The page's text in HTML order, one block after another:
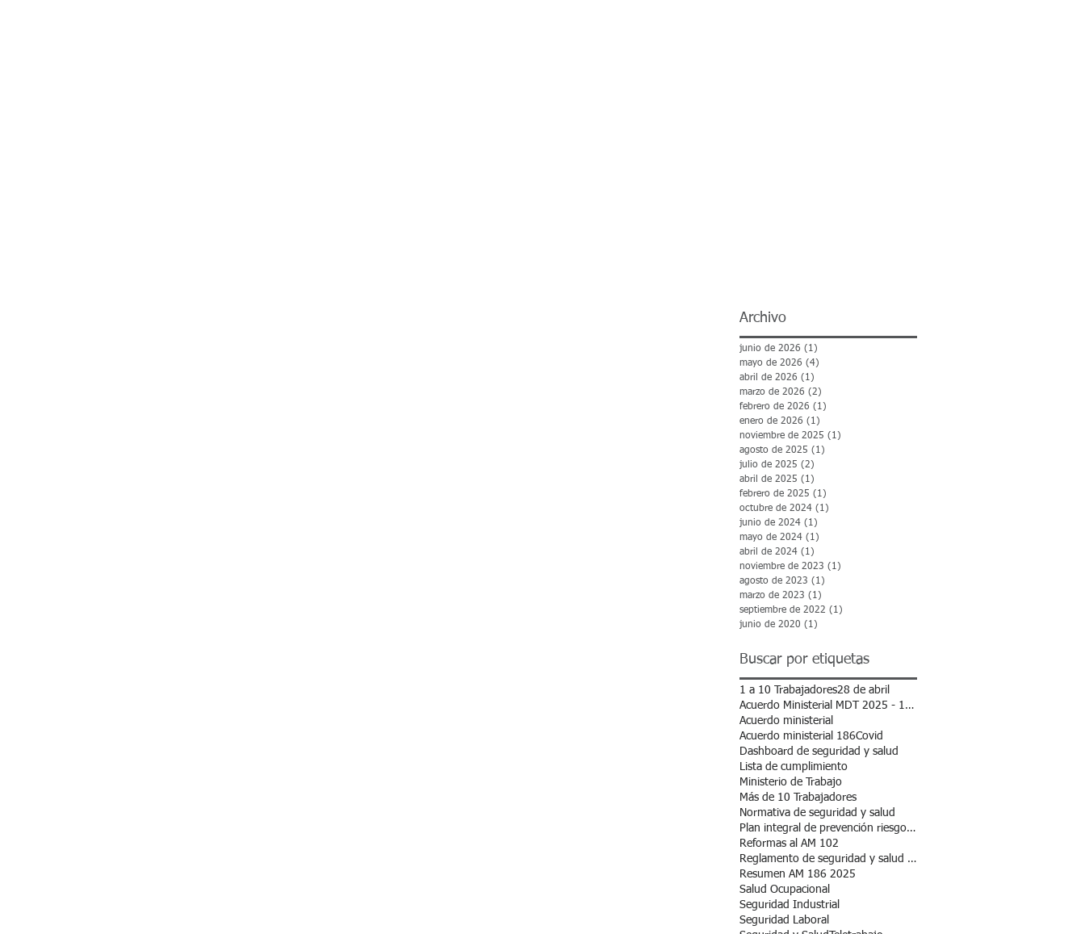
Archivo
junio de 2026 (1)
mayo de 2026 (4)
abril de 2026 (1)
marzo de 2026 (2)
febrero de 2026 (1)
enero de 2026 (1)
noviembre de 2025 (1)
agosto de 2025 (1)
julio de 2025 (2)
abril de 2025 (1)
febrero de 2025 (1)
octubre de 2024 (1)
junio de 2024 (1)
mayo de 2024 (1)
abril de 2024 (1)
noviembre de 2023 (1)
agosto de 2023 (1)
marzo de 2023 (1)
septiembre de 2022 (1)
junio de 2020 (1)
Buscar por etiquetas
1 a 10 Trabajadores28 de abril
Acuerdo Ministerial MDT 2025 - 102
Acuerdo ministerial
Acuerdo ministerial 186Covid
Dashboard de seguridad y salud
Lista de cumplimiento
Ministerio de Trabajo
Más de 10 Trabajadores
Normativa de seguridad y salud
Plan integral de prevención riesgos laborales.
Reformas al AM 102
Reglamento de seguridad y salud en el trabajo
Resumen AM 186 2025
Salud Ocupacional
Seguridad Industrial
Seguridad Laboral